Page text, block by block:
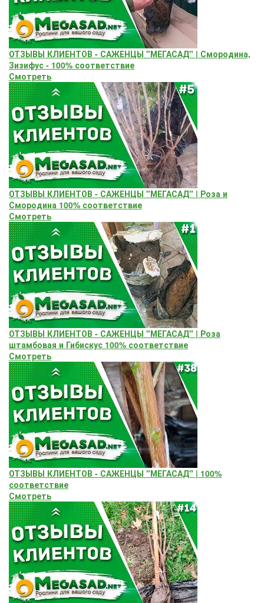
ОТЗЫВЫ КЛИЕНТОВ - САЖЕНЦЫ "МЕГАСАД" | Смородина,
Зизифус - 100% соответствие
Смотреть
ОТЗЫВЫ КЛИЕНТОВ - САЖЕНЦЫ "МЕГАСАД" | Роза и
Смородина 100% соответствие
Смотреть
ОТЗЫВЫ КЛИЕНТОВ - САЖЕНЦЫ "МЕГАСАД" | Роза
штамбовая и Гибискус 100% соответствие
Смотреть
ОТЗЫВЫ КЛИЕНТОВ - САЖЕНЦЫ "МЕГАСАД" | 100%
соответствие
Смотреть